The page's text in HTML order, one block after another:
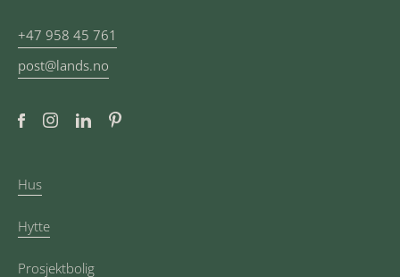
+47 958 45 761
post@lands.no
Hus
Hytte
Prosjektbolig